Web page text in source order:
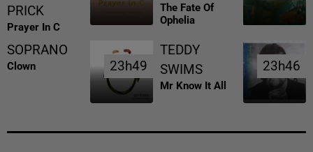
PRICK
Prayer In C
The Fate Of
Ophelia
SOPRANO
Clown 23h49
23h49
TEDDY
SWIMS
Mr Know It All
23h46
23h46